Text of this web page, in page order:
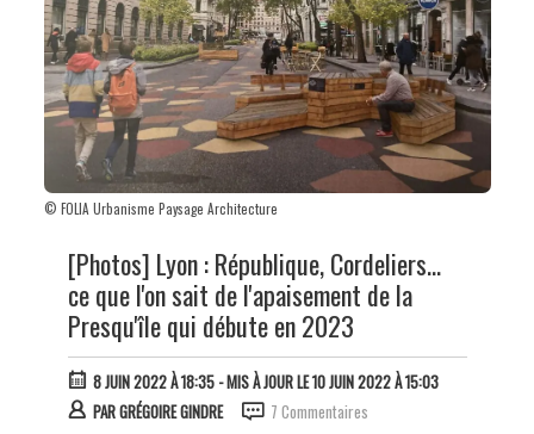
© FOLIA Urbanisme Paysage Architecture
[Photos] Lyon : République, Cordeliers...
ce que l'on sait de l'apaisement de la
Presqu'île qui débute en 2023
8 JUIN 2022 À 18:35- MIS À JOUR LE 10 JUIN 2022 À 15:03
PARGRÉGOIRE GINDRE 7 Commentaires